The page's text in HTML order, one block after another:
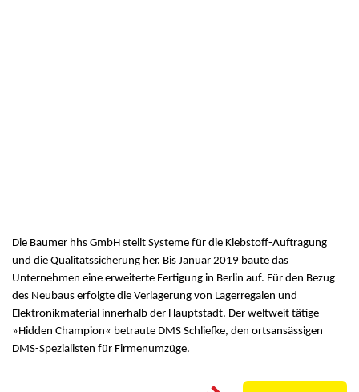
Die Baumer hhs GmbH stellt Systeme für die Klebstoff-Auftragung
und die Qualitätssicherung her. Bis Januar 2019 baute das
Unternehmen eine erweiterte Fertigung in Berlin auf. Für den Bezug
des Neubaus erfolgte die Verlagerung von Lagerregalen und
Elektronikmaterial innerhalb der Hauptstadt. Der weltweit tätige
»Hidden Champion« betraute DMS Schliefke, den ortsansässigen
DMS-Spezialisten für Firmenumzüge.